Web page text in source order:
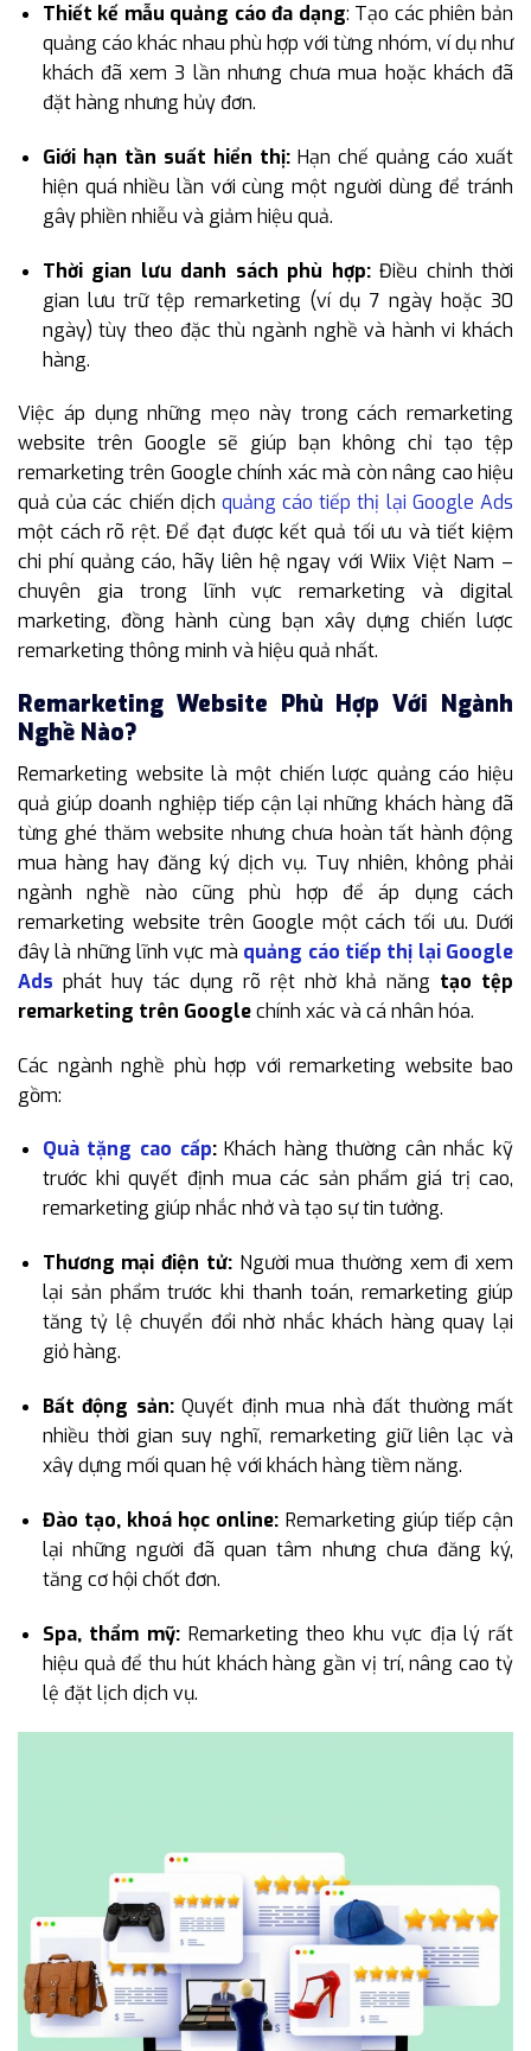
Thiết kế mẫu quảng cáo đa dạng: Tạo các phiên bản
quảng cáo khác nhau phù hợp với từng nhóm, ví dụ như
khách đã xem 3 lần nhưng chưa mua hoặc khách đã
đặt hàng nhưng hủy đơn.
Giới hạn tần suất hiển thị:Hạn chế quảng cáo xuất
hiện quá nhiều lần với cùng một người dùng để tránh
gây phiền nhiễu và giảm hiệu quả.
Thời gian lưu danh sách phù hợp:Điều chỉnh thời
gian lưu trữ tệp remarketing (ví dụ 7 ngày hoặc 30
ngày) tùy theo đặc thù ngành nghề và hành vi khách
hàng.
Việc áp dụng những mẹo này trong cách remarketing
website trên Google sẽ giúp bạn không chỉ tạo tệp
remarketing trên Google chính xác mà còn nâng cao hiệu
quả của các chiến dịch quảng cáo tiếp thị lại Google Ads
một cách rõ rệt. Để đạt được kết quả tối ưu và tiết kiệm
chi phí quảng cáo, hãy liên hệ ngay với Wiix Việt Nam –
chuyên gia trong lĩnh vực remarketing và digital
marketing, đồng hành cùng bạn xây dựng chiến lược
remarketing thông minh và hiệu quả nhất.
Remarketing Website Phù Hợp Với Ngành
Nghề Nào?
Remarketing website là một chiến lược quảng cáo hiệu
quả giúp doanh nghiệp tiếp cận lại những khách hàng đã
từng ghé thăm website nhưng chưa hoàn tất hành động
mua hàng hay đăng ký dịch vụ. Tuy nhiên, không phải
ngành nghề nào cũng phù hợp để áp dụng cách
remarketing website trên Google một cách tối ưu. Dưới
đây là những lĩnh vực mà quảng cáo tiếp thị lại Google
Ads phát huy tác dụng rõ rệt nhờ khả năng tạo tệp
remarketing trên Googlechính xác và cá nhân hóa.
Các ngành nghề phù hợp với remarketing website bao
gồm:
Quà tặng cao cấp:Khách hàng thường cân nhắc kỹ
trước khi quyết định mua các sản phẩm giá trị cao,
remarketing giúp nhắc nhở và tạo sự tin tưởng.
Thương mại điện tử:Người mua thường xem đi xem
lại sản phẩm trước khi thanh toán, remarketing giúp
tăng tỷ lệ chuyển đổi nhờ nhắc khách hàng quay lại
giỏ hàng.
Bất động sản:Quyết định mua nhà đất thường mất
nhiều thời gian suy nghĩ, remarketing giữ liên lạc và
xây dựng mối quan hệ với khách hàng tiềm năng.
Đào tạo, khoá học online: Remarketing giúp tiếp cận
lại những người đã quan tâm nhưng chưa đăng ký,
tăng cơ hội chốt đơn.
Spa, thẩm mỹ:Remarketing theo khu vực địa lý rất
hiệu quả để thu hút khách hàng gần vị trí, nâng cao tỷ
lệ đặt lịch dịch vụ.